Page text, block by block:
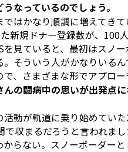
うなっているのでしょう。
ではかなり順調に増えてき
新規ドナー登録数が、
見ていると、最初はスノ
そういう人がかなりいる
、さまざまな形でアプロー
んの闘病中の思いが出発
活動が軌道に乗り始めてい
で収まるだろうと言われま
らない。スノーボーダー